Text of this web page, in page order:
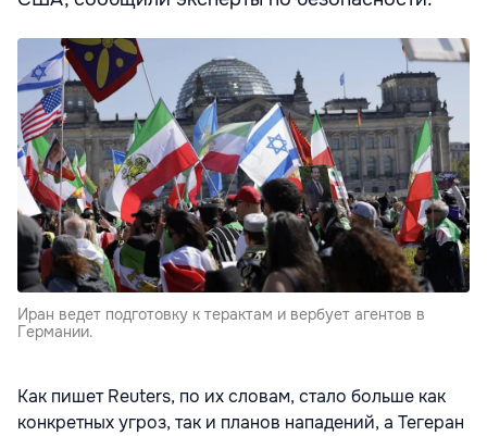
Иран ведет подготовку к терактам и вербует агентов в
Германии.
Как пишет Reuters, по их словам, стало больше как
конкретных угроз, так и планов нападений, а Тегеран